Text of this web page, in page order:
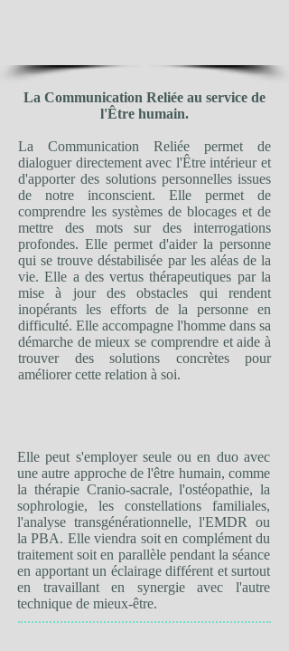
La Communication Reliée au service de
l'Être humain.
La Communication Reliée permet de
dialoguer directement avec l'Être intérieur et
d'apporter des solutions personnelles issues
de notre inconscient. Elle permet de
comprendre les systèmes de blocages et de
mettre des mots sur des interrogations
profondes. Elle permet d'aider la personne
qui se trouve déstabilisée par les aléas de la
vie. Elle a des vertus thérapeutiques par la
mise à jour des obstacles qui rendent
inopérants les efforts de la personne en
difficulté. Elle accompagne l'homme dans sa
démarche de mieux se comprendre et aide à
trouver des solutions concrètes pour
améliorer cette relation à soi.
Elle peut s'employer seule ou en duo avec
une autre approche de l'être humain, comme
la thérapie Cranio-sacrale, l'ostéopathie, la
sophrologie, les constellations familiales,
l'analyse transgénérationnelle, l'EMDR ou
la PBA. Elle viendra soit en complément du
traitement soit en parallèle pendant la séance
en apportant un éclairage différent et surtout
en travaillant en synergie avec l'autre
technique de mieux-être.